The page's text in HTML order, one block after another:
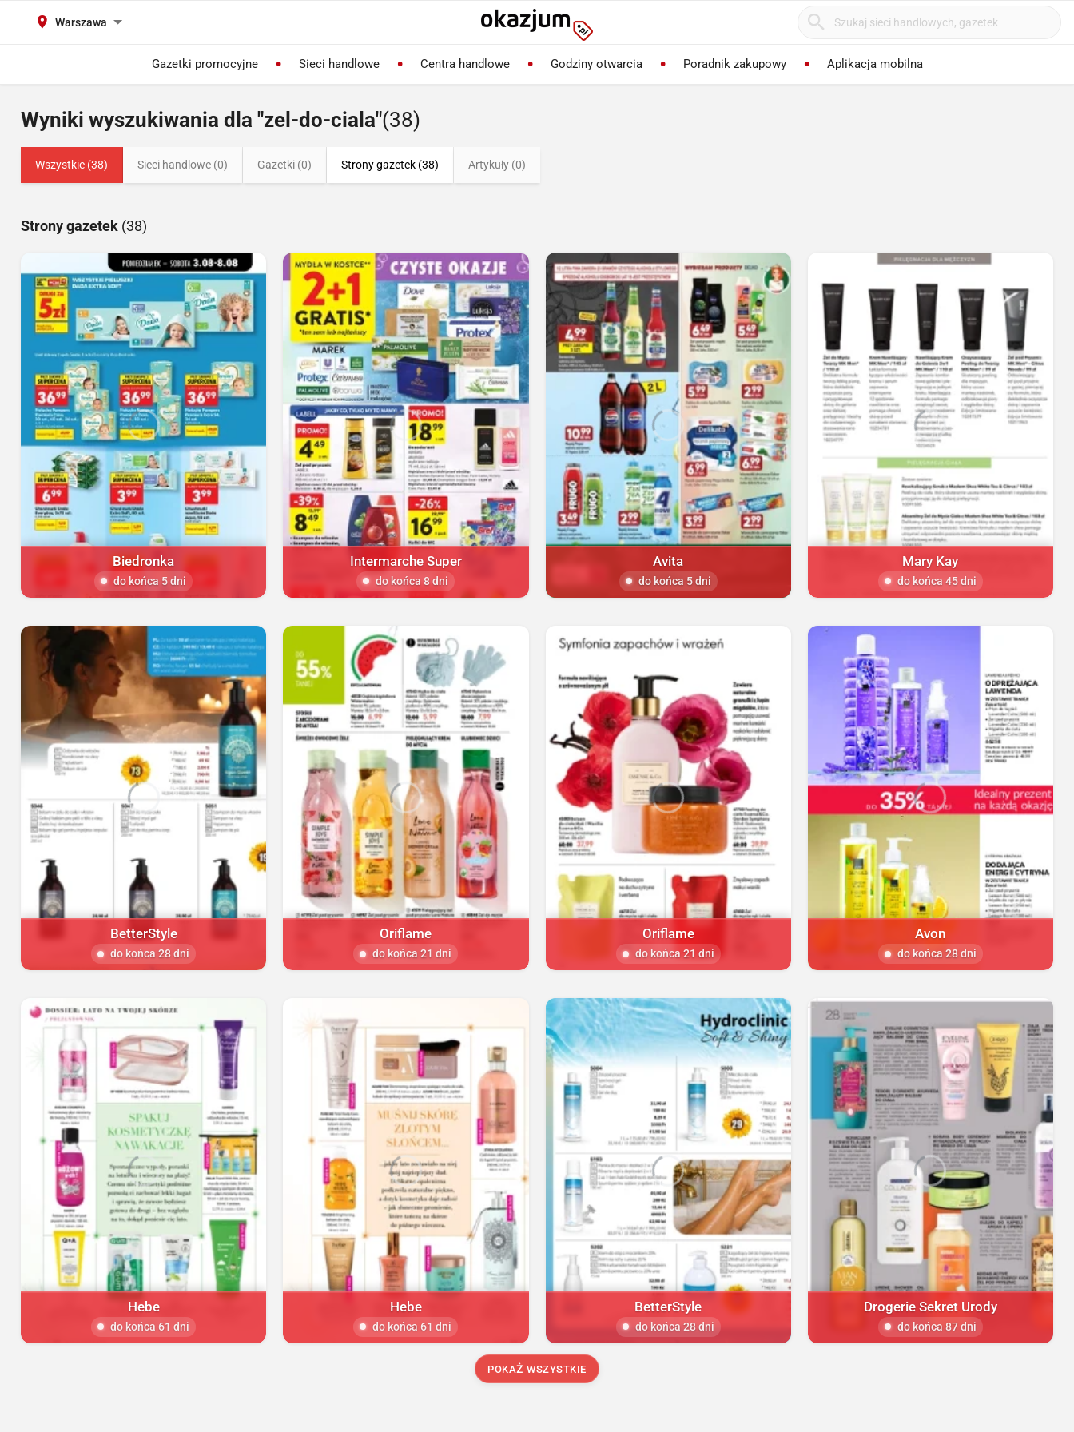
Warszawa
Gazetki promocyjne Sieci handlowe Centra handlowe Godziny otwarcia Poradnik zakupowy Aplikacja mobilna
Wyniki wyszukiwania dla "zel-do-ciala"(38)
Wszystkie (38) Sieci handlowe (0) Gazetki (0) Strony gazetek (38) Artykuły (0)
Strony gazetek (38)
Biedronka
do końca 5 dni
Intermarche Super
do końca 8 dni
Avita
do końca 5 dni
Mary Kay
do końca 45 dni
BetterStyle
do końca 28 dni
Oriflame
do końca 21 dni
Oriflame
do końca 21 dni
Avon
do końca 28 dni
Hebe
do końca 61 dni
Hebe
do końca 61 dni
BetterStyle
do końca 28 dni
Drogerie Sekret Urody
do końca 87 dni
POKAŻ WSZYSTKIE